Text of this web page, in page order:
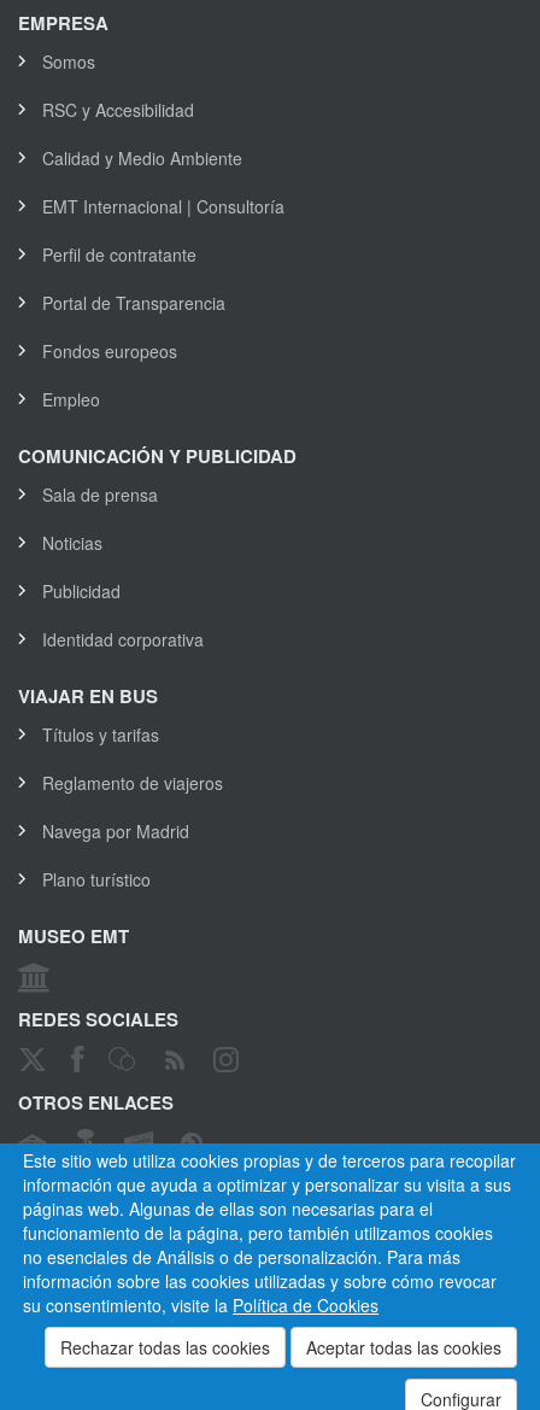
Este sitio web utiliza cookies propias y de terceros para recopilar
información que ayuda a optimizar y personalizar su visita a sus
páginas web. Algunas de ellas son necesarias para el
funcionamiento de la página, pero también utilizamos cookies
no esenciales de Análisis o de personalización. Para más
información sobre las cookies utilizadas y sobre cómo revocar
su consentimiento, visite la Política de Cookies
Configurar
EMPRESA
Somos
RSC y Accesibilidad
Calidad y Medio Ambiente
EMT Internacional | Consultoría
Perfil de contratante
Portal de Transparencia
Fondos europeos
Empleo
COMUNICACIÓN Y PUBLICIDAD
Sala de prensa
Noticias
Publicidad
Identidad corporativa
VIAJAR EN BUS
Títulos y tarifas
Reglamento de viajeros
Navega por Madrid
Plano turístico
MUSEO EMT
REDES SOCIALES
OTROS ENLACES
CANAL ÉTICO
Empresa Municipal de Transportes de Madrid, S. A.
Aviso legal
Normativa
Mapa del sitio
Cookies
Privacidad
Contactar
Empleados